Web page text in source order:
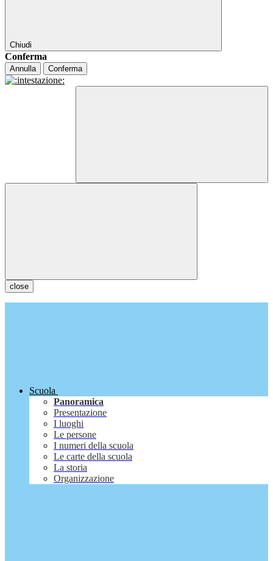
Chiudi
Conferma
Annulla Conferma
close
Scuola
Panoramica
Presentazione
I luoghi
Le persone
I numeri della scuola
Le carte della scuola
La storia
Organizzazione